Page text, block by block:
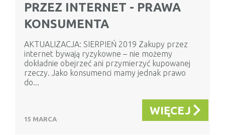
PRZEZ INTERNET - PRAWA
KONSUMENTA
AKTUALIZACJA: SIERPIEŃ 2019 Zakupy przez
internet bywają ryzykowne – nie możemy
dokładnie obejrzeć ani przymierzyć kupowanej
rzeczy. Jako konsumenci mamy jednak prawo
do...
15 MARCA
WIĘCEJ